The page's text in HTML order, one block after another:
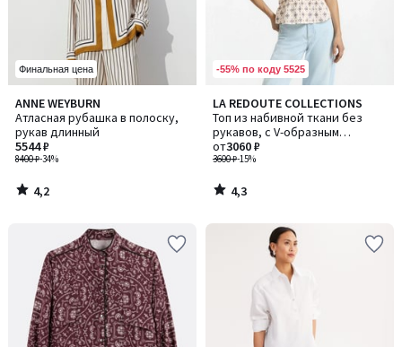
Финальная цена
ANNE WEYBURN
Атласная рубашка в полоску,
рукав длинный
8400 ₽-34%
5544 ₽
4,2
/ 5
4,2
/
-55% по коду 5525
LA REDOUTE COLLECTIONS
Топ из набивной ткани без
рукавов, с V-образным
вырезом
3600 ₽-15%
от3060 ₽
4,3
/ 5
4,3
/